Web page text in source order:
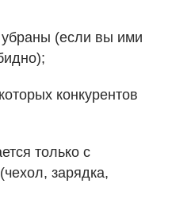
(если вы ими
конкурентов
только с
зарядка,